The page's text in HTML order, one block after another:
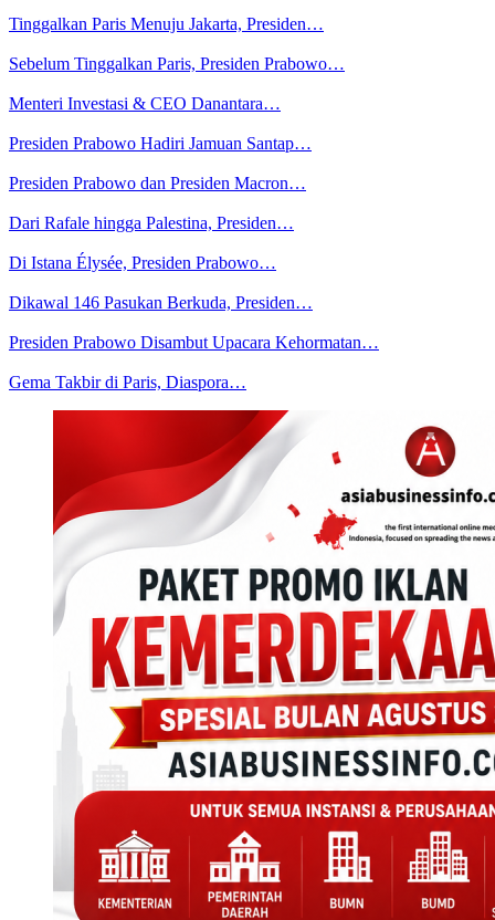
Tinggalkan Paris Menuju Jakarta, Presiden…
Sebelum Tinggalkan Paris, Presiden Prabowo…
Menteri Investasi & CEO Danantara…
Presiden Prabowo Hadiri Jamuan Santap…
Presiden Prabowo dan Presiden Macron…
Dari Rafale hingga Palestina, Presiden…
Di Istana Élysée, Presiden Prabowo…
Dikawal 146 Pasukan Berkuda, Presiden…
Presiden Prabowo Disambut Upacara Kehormatan…
Gema Takbir di Paris, Diaspora…